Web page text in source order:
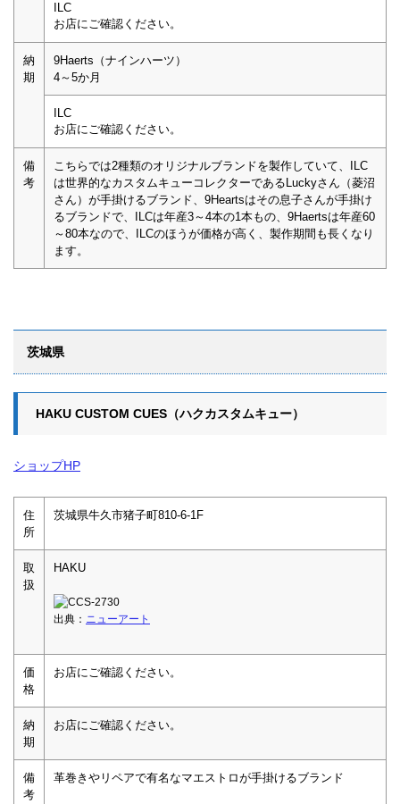
ILC
お店にご確認ください。
納
期
9Haerts（ナインハーツ）
4～5か月
ILC
お店にご確認ください。
備
考
こちらでは2種類のオリジナルブランドを製作していて、ILC
は世界的なカスタムキューコレクターであるLuckyさん（菱沼
さん）が手掛けるブランド、9Heartsはその息子さんが手掛け
るブランドで、ILCは年産3～4本の1本もの、9Haertsは年産60
～80本なので、ILCのほうが価格が高く、製作期間も長くなり
ます。
茨城県
HAKU CUSTOM CUES（ハクカスタムキュー）
ショップHP
住
所
茨城県牛久市猪子町810-6-1F
取
扱
HAKU
出典： ニューアート
価
格
お店にご確認ください。
納
期
お店にご確認ください。
備
考
革巻きやリペアで有名なマエストロが手掛けるブランド